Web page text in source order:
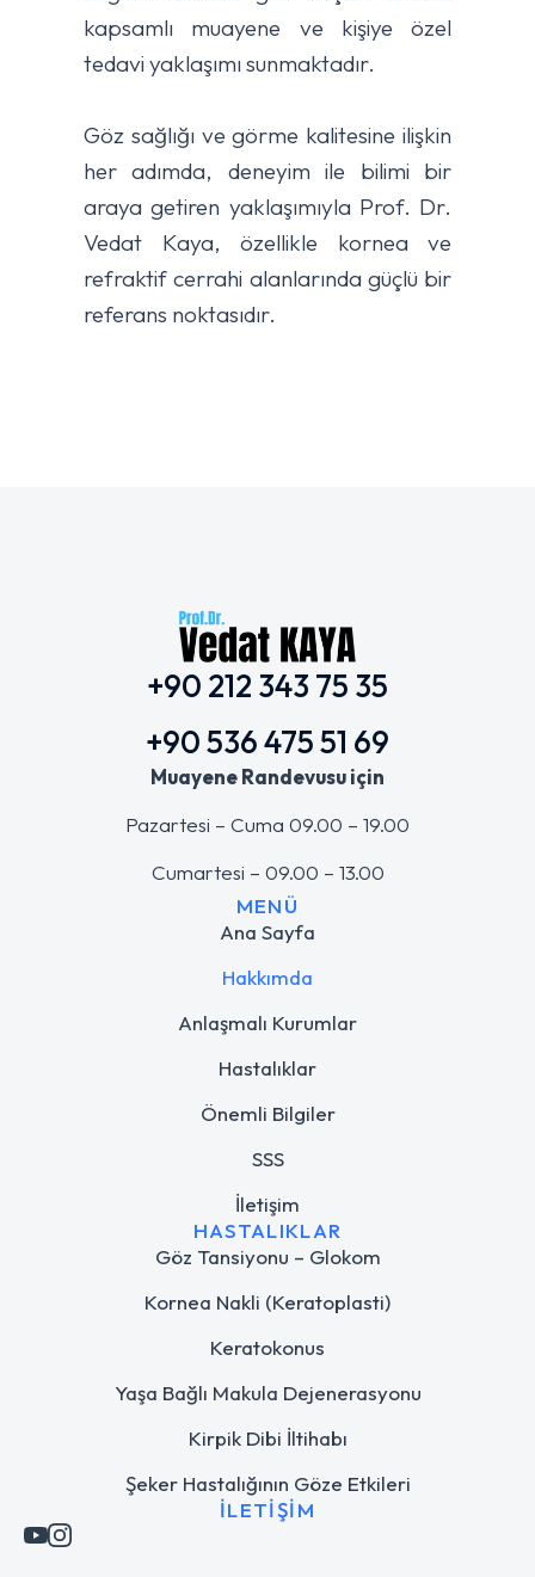
kapsamlı muayene ve kişiye özel
tedavi yaklaşımı sunmaktadır.
Göz sağlığı ve görme kalitesine ilişkin
her adımda, deneyim ile bilimi bir
araya getiren yaklaşımıyla Prof. Dr.
Vedat Kaya, özellikle kornea ve
refraktif cerrahi alanlarında güçlü bir
referans noktasıdır.
+90 212 343 75 35
+90 536 475 51 69
Muayene Randevusu için
Pazartesi – Cuma 09.00 – 19.00
Cumartesi – 09.00 – 13.00
MENÜ
Ana Sayfa
Hakkımda
Anlaşmalı Kurumlar
Hastalıklar
Önemli Bilgiler
SSS
İletişim
HASTALIKLAR
Göz Tansiyonu – Glokom
Kornea Nakli (Keratoplasti)
Keratokonus
Yaşa Bağlı Makula Dejenerasyonu
Kirpik Dibi İltihabı
Şeker Hastalığının Göze Etkileri
İLETIŞIM